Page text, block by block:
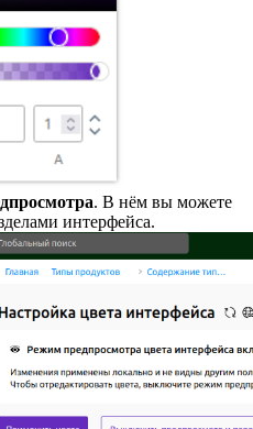
. В нём вы можете
интерфейса.